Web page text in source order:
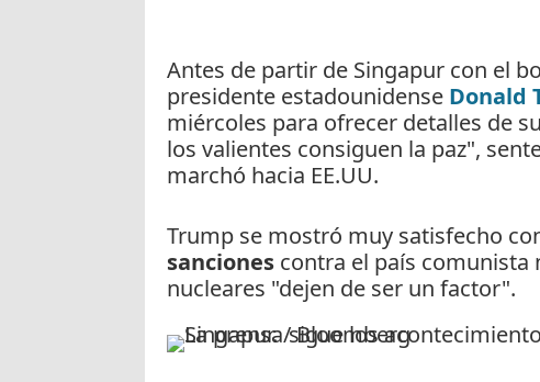
Antes de partir de Singapur con el
presidente estadounidense Donald
miércoles para ofrecer detalles de
los valientes consiguen la paz",
marchó hacia EE.UU.
Trump se mostró muy satisfecho
sanciones contra el país comunista
nucleares "dejen de ser un factor".